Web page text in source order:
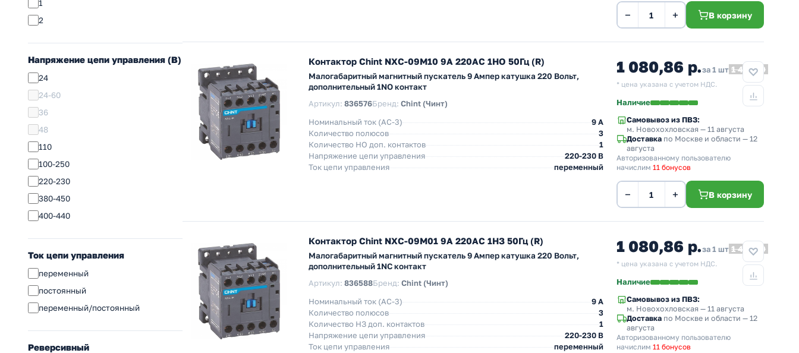
1
2
Напряжение цепи управления (В)
24
24-60
36
48
110
100-250
220-230
380-450
400-440
Ток цепи управления
переменный
постоянный
переменный/постоянный
Реверсивный
− + В корзину
Контактор Chint NXC-09M10 9A 220АС 1НО 50Гц (R)
Малогабаритный магнитный пускатель 9 Ампер катушка 220 Вольт,
дополнительный 1NO контакт
Артикул: 836576Бренд: Chint (Чинт)
Номинальный ток (АС-3)
9 A
Количество полюсов
3
Количество НO доп. контактов
1
Напряжение цепи управления
220-230 В
Ток цепи управления
переменный
1 080,86 р.за 1 шт 1 486,19
* цена указана с учетом НДС.
Наличие
Самовывоз из ПВЗ:
м. Новохохловская — 11 августа
Доставка по Москве и области — 12
августа
Авторизованному пользователю
начислим 11 бонусов
− + В корзину
Контактор Chint NXC-09M01 9A 220АС 1НЗ 50Гц (R)
Малогабаритный магнитный пускатель 9 Ампер катушка 220 Вольт,
дополнительный 1NC контакт
Артикул: 836588Бренд: Chint (Чинт)
Номинальный ток (АС-3)
9 A
Количество полюсов
3
Количество НЗ доп. контактов
1
Напряжение цепи управления
220-230 В
Ток цепи управления
переменный
1 080,86 р.за 1 шт 1 486,19
* цена указана с учетом НДС.
Наличие
Самовывоз из ПВЗ:
м. Новохохловская — 11 августа
Доставка по Москве и области — 12
августа
Авторизованному пользователю
начислим 11 бонусов